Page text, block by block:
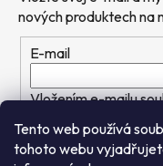
Tento web používá
tohoto webu
nových produktech na
E-mail
Vložením e-mailu
osobních údajů
PŘIHLÁSIT SE